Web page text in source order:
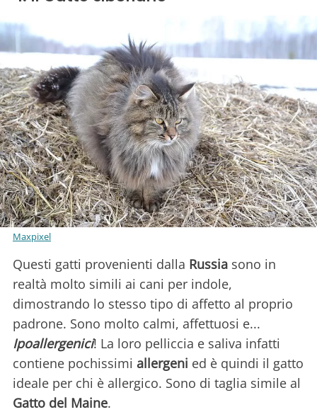
Maxpixel
Questi gatti provenienti dalla Russia sono in
realtà molto simili ai cani per indole,
dimostrando lo stesso tipo di affetto al proprio
padrone. Sono molto calmi, affettuosi e...
Ipoallergenici! La loro pelliccia e saliva infatti
contiene pochissimi allergeni ed è quindi il gatto
ideale per chi è allergico. Sono di taglia simile al
Gatto del Maine.